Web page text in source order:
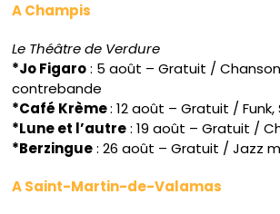
A Champis
Le Théâtre de Verdure
*Jo Figaro: 5 août – Gratuit /
contrebande
*Café Krème: 12 août – Gratuit / Funk,
*Lune et l’autre: 19 août – Gratuit /
*Berzingue: 26 août – Gratuit / Jazz
A Saint-Martin-de-Valamas